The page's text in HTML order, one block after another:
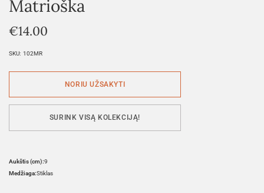
Matrioška
€14.00
SKU: 102MR
SURINK VISĄ KOLEKCIJĄ!
Aukštis (cm):9
Medžiaga:Stiklas